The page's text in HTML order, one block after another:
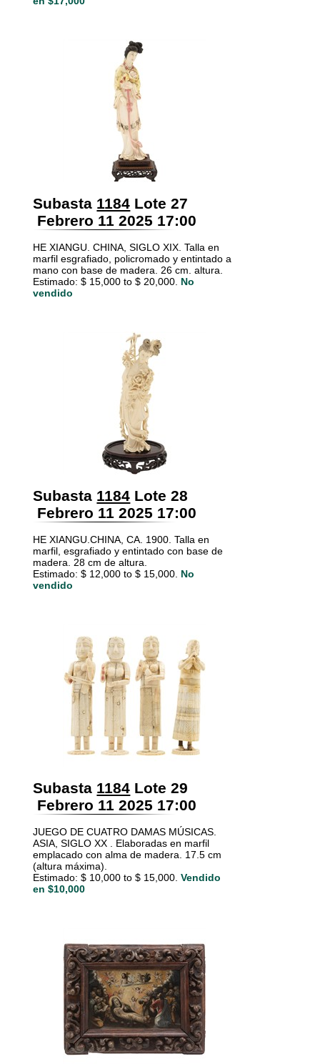
Subasta 1184 Lote 27
Febrero 11 2025 17:00
HE XIANGU. CHINA, SIGLO XIX. Talla en
marfil esgrafiado, policromado y entintado a
mano con base de madera. 26 cm. altura.
Estimado: $ 15,000 to $ 20,000. No
vendido
Subasta 1184 Lote 28
Febrero 11 2025 17:00
HE XIANGU.CHINA, CA. 1900. Talla en
marfil, esgrafiado y entintado con base de
madera. 28 cm de altura.
Estimado: $ 12,000 to $ 15,000. No
vendido
Subasta 1184 Lote 29
Febrero 11 2025 17:00
JUEGO DE CUATRO DAMAS MÚSICAS.
ASIA, SIGLO XX . Elaboradas en marfil
emplacado con alma de madera. 17.5 cm
(altura máxima).
Estimado: $ 10,000 to $ 15,000. Vendido
en $10,000